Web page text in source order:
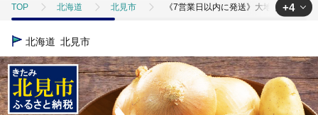
TOP 北海道 北見市 《7営業日以内に発送》大地と海の恵
TOP
TOP 野菜 《7営業日以内に発送》大地と海の恵み北海道スープ 4
TOP 加工食品 《7営業日以内に発送》大地と海の恵み北海道スー
+4
北海道 北見市